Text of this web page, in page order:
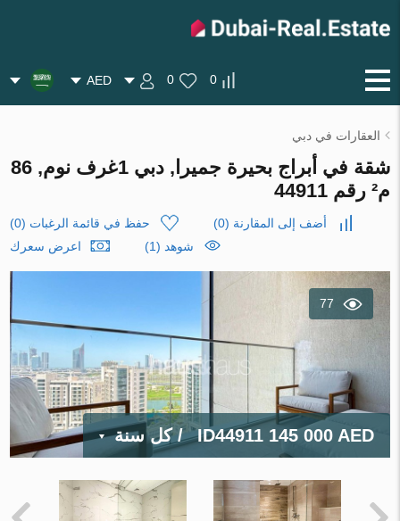
0
0
AED
العقارات في دبي
شقة في أبراج بحيرة جميرا, دبي 1غرف نوم, 86
م² رقم 44911
أضف إلى المقارنة (
0
) حفظ في قائمة الرغبات (
0
)
شوهد (1)
اعرض سعرك
77
ID44911145 000 AED / كل سنة